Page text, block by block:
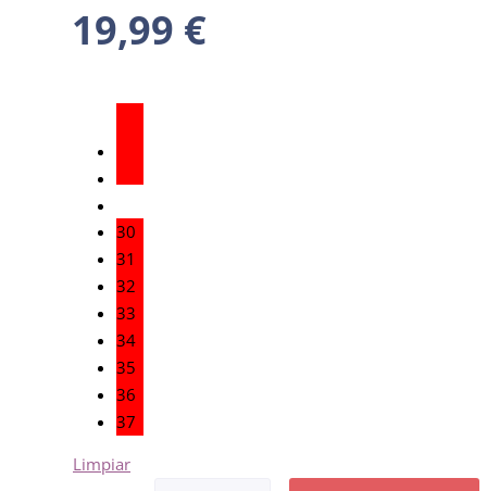
19,99 €
30
31
32
33
34
35
36
37
Limpiar